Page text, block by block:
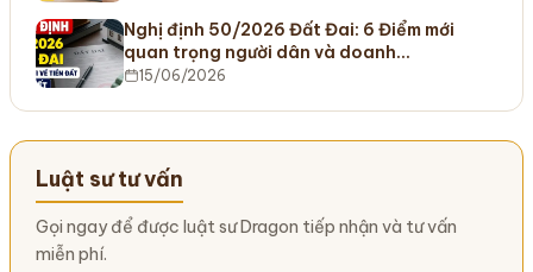
Nghị định 50/2026 Đất Đai: 6 Điểm mới
quan trọng người dân và doanh…
15/06/2026
Luật sư tư vấn
Gọi ngay để được luật sư Dragon tiếp nhận và tư vấn
miễn phí.